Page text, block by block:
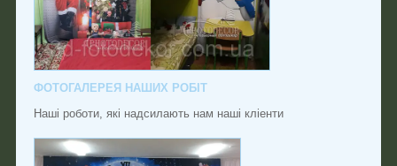
ФОТОГАЛЕРЕЯ НАШИХ РОБІТ
Наші роботи, які надсилають нам наші кліенти